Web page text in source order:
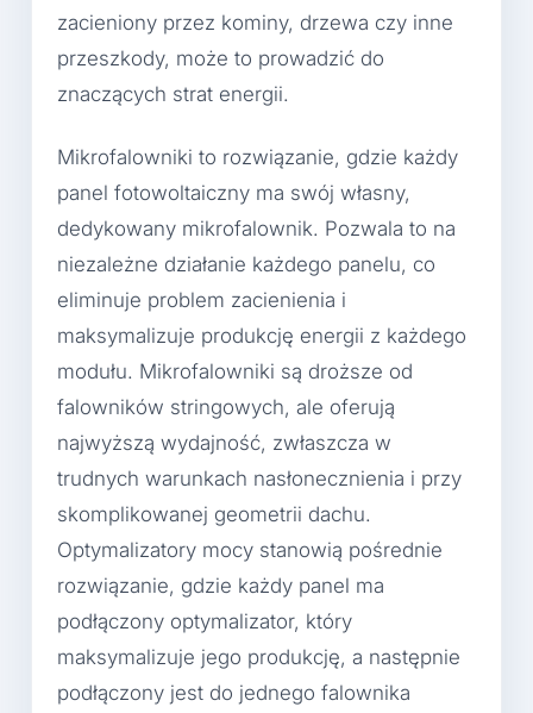
zacieniony przez kominy, drzewa czy inne
przeszkody, może to prowadzić do
znaczących strat energii.
Mikrofalowniki to rozwiązanie, gdzie każdy
panel fotowoltaiczny ma swój własny,
dedykowany mikrofalownik. Pozwala to na
niezależne działanie każdego panelu, co
eliminuje problem zacienienia i
maksymalizuje produkcję energii z każdego
modułu. Mikrofalowniki są droższe od
falowników stringowych, ale oferują
najwyższą wydajność, zwłaszcza w
trudnych warunkach nasłonecznienia i przy
skomplikowanej geometrii dachu.
Optymalizatory mocy stanowią pośrednie
rozwiązanie, gdzie każdy panel ma
podłączony optymalizator, który
maksymalizuje jego produkcję, a następnie
podłączony jest do jednego falownika